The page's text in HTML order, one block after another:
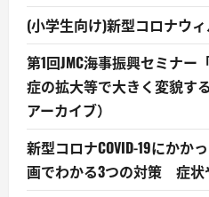
(小学生向け)新型コロナウ
第1回JMC海事振興セミナ
症の拡大等で大きく変貌す
アーカイブ）
新型コロナCOVID-19にかか
画でわかる3つの対策 症状